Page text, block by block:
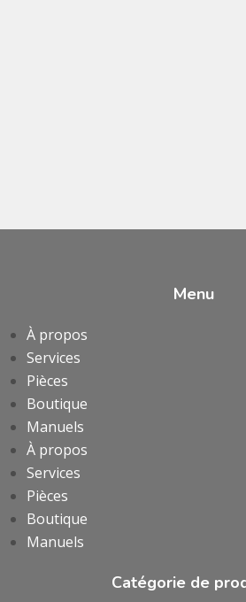
Menu
À propos
Services
Pièces
Boutique
Manuels
À propos
Services
Pièces
Boutique
Manuels
Catégorie de